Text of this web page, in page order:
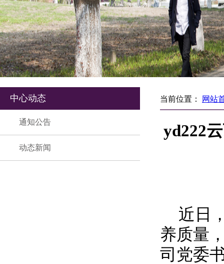
当前位置： 网站
yd222
近日
养质量
司党委
中心动态
通知公告
动态新闻